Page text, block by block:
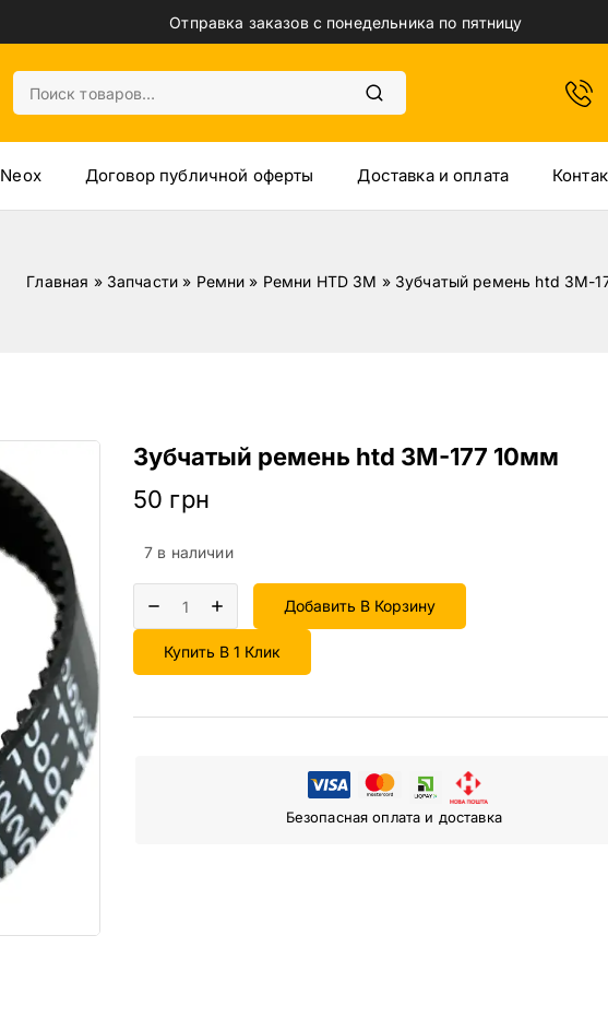
Отправка заказов с понедельника по пятницу
Neox Договор публичной оферты Доставка и оплата
Главная » Запчасти » Ремни » Ремни HTD 3M » Зубчатый ремень htd 3M-
Зубчатый ремень htd 3M-177 10мм
50 грн
7 в наличии
Добавить В Корзину
Купить В 1 Клик
Безопасная оплата и доставка